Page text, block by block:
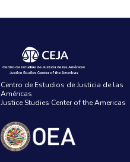
Centro de Estudios de Justicia de las
Américas
Justice Studies Center of the Americas